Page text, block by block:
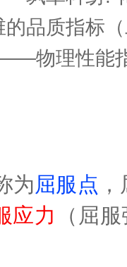
为屈服点
应力
（屈